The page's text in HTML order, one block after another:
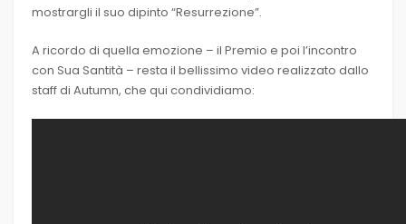
mostrargli il suo dipinto “Resurrezione”.
A ricordo di quella emozione – il Premio e poi l’incontro
con Sua Santità – resta il bellissimo video realizzato dallo
staff di Autumn, che qui condividiamo: